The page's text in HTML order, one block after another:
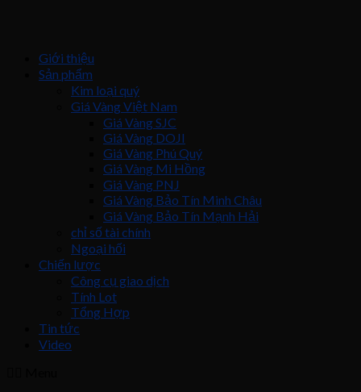
Giới thiệu
Sản phẩm
Kim loại quý
Giá Vàng Việt Nam
Giá Vàng SJC
Giá Vàng DOJI
Giá Vàng Phú Quý
Giá Vàng Mi Hồng
Giá Vàng PNJ
Giá Vàng Bảo Tín Minh Châu
Giá Vàng Bảo Tín Mạnh Hải
chỉ số tài chính
Ngoại hối
Chiến lược
Công cụ giao dịch
Tính Lot
Tổng Hợp
Tin tức
Video